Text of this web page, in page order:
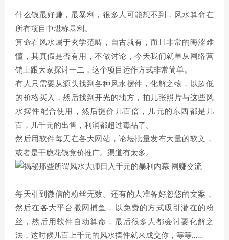
什么钱最好赚，最暴利，很多人可能想不到，风水算命在
所有项目中堪称暴利。
算命看风水属于玄学范畴，自古就有，而且非常的晦涩难
懂，其真假是否有用，不做讨论，今天我们就单从网络营
销上跟大家探讨一二，这个项目运作方式非常简单。
有人只需要从源头找到各种风水摆件，化解之物，以超低
的价格买入，然后找到开光的地方，拍几张照片与这些风
水摆件配合使用，然后提价几百倍，几元的东西都是几
百，几千元的出售，利润都超过毒品了。
然后用软件每天在各大网站，论坛批量发布大量的软文，
或者是干脆花钱竞价推广。渠道有太多。
每天引到微信的粉丝无数。还有的人准备好忽悠的文案，
然后在各大平台撒网捕鱼，以免费的方式吸引潜在的粉
丝，然后用软件自动算命，最后很多人都会讨要化解之
法，这时候几百上千元的风水摆件就来成交你，等等……